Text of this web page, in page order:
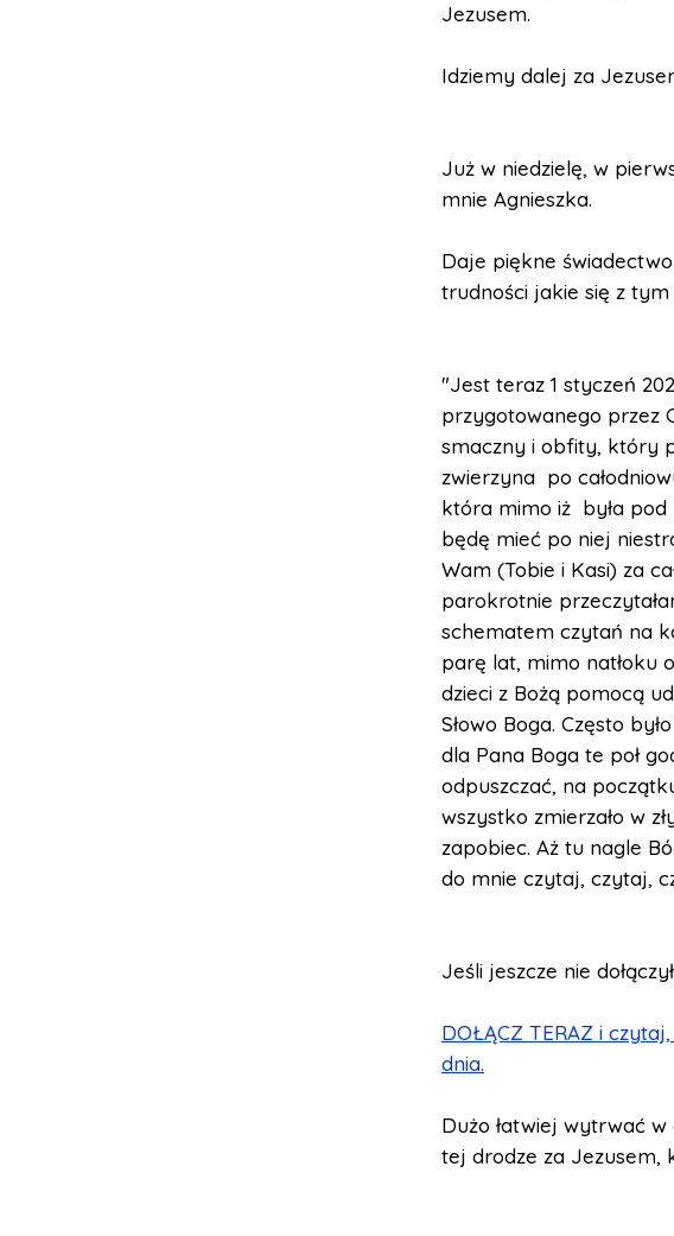
Jezusem.
Idziemy dalej za
Już w niedzielę, w
mnie Agnieszka.
Daje piękne
trudności jakie się z tym
"Jest teraz 1 styczeń
przygotowanego przez
smaczny i obfity, który
zwierzyna po
która mimo iż była pod
będę mieć po niej
Wam (Tobie i Kasi) za
parokrotnie
schematem czytań na
parę lat, mimo natłoku
dzieci z Bożą pomocą
Słowo Boga. Często
dla Pana Boga te poł
odpuszczać, na
wszystko zmierzało w
zapobiec. Aż tu nagle
do mnie czytaj, czytaj,
Jeśli jeszcze nie
DOŁĄCZ TERAZ i
dnia.
Dużo łatwiej wytrwać w
tej drodze za Jezusem,